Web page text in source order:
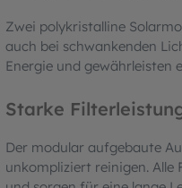
Zwei polykristalline
auch bei schwankenden
Energie und gewährleisten
Starke
Der modular aufgebaute
unkompliziert reinigen. Alle